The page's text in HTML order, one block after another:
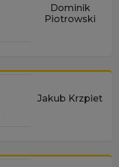
Dominik
Piotrowski
Jakub Krzpiet